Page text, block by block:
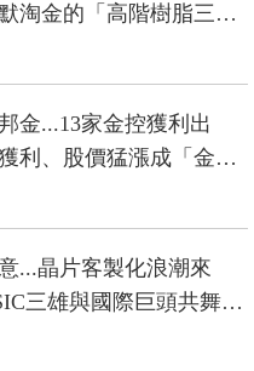
淘金的「高階樹脂三
金...13家金控獲利出
利、股價猛漲成「金控
...晶片客製化浪潮來
三雄與國際巨頭共舞，
年